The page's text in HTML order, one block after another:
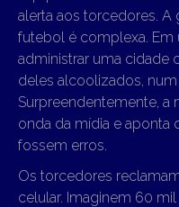
alerta aos torcedores.
futebol é complexa.
administrar uma cidade
deles alcoolizados,
Surpreendentemente, a
onda da mídia e
fossem erros.
Os torcedores
celular. Imaginem 60